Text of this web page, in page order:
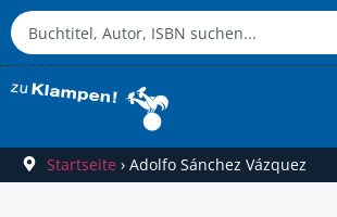
Startseite › Adolfo Sánchez Vázquez